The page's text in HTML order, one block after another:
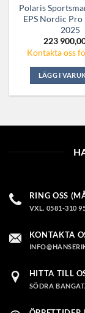
Polaris
EPS Nordic Pro
2025
223
Kontakta oss
LÄGG I
RING OSS
VXL. 0581-310
KONTAKTA
HITTA TILL
SÖDRA